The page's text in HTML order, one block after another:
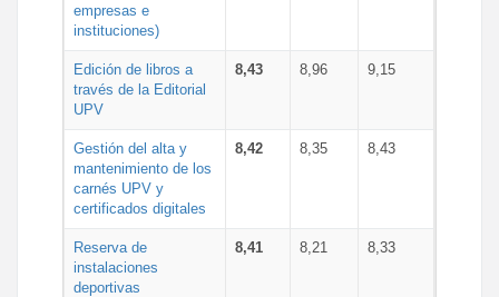
empresas e
instituciones)
Edición de libros a
través de la Editorial
UPV
8,43 8,96 9,15
Gestión del alta y
mantenimiento de los
carnés UPV y
certificados digitales
8,42 8,35 8,43
Reserva de
instalaciones
deportivas
8,41 8,21 8,33